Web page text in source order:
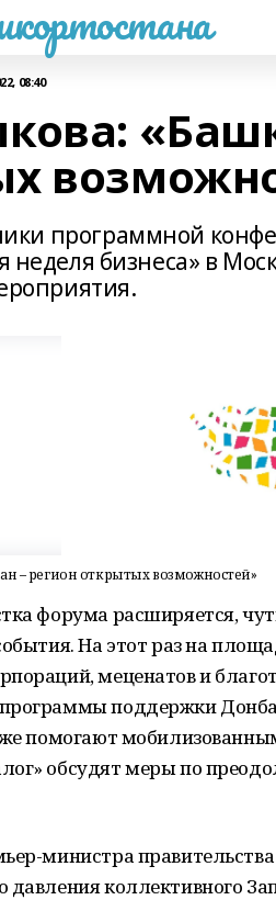
08:40
программной
бизнеса» в
– регион открытых возможностей»
форума расширяется,
На этот раз на
меценатов и
поддержки
помогают
обсудят меры по
министра
давления коллективного